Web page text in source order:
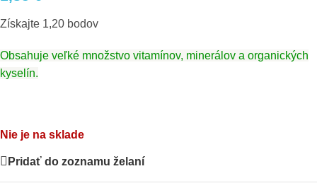
Získajte 1,20 bodov
Obsahuje veľké množstvo vitamínov, minerálov a organických
kyselín.
Nie je na sklade
Pridať do zoznamu želaní